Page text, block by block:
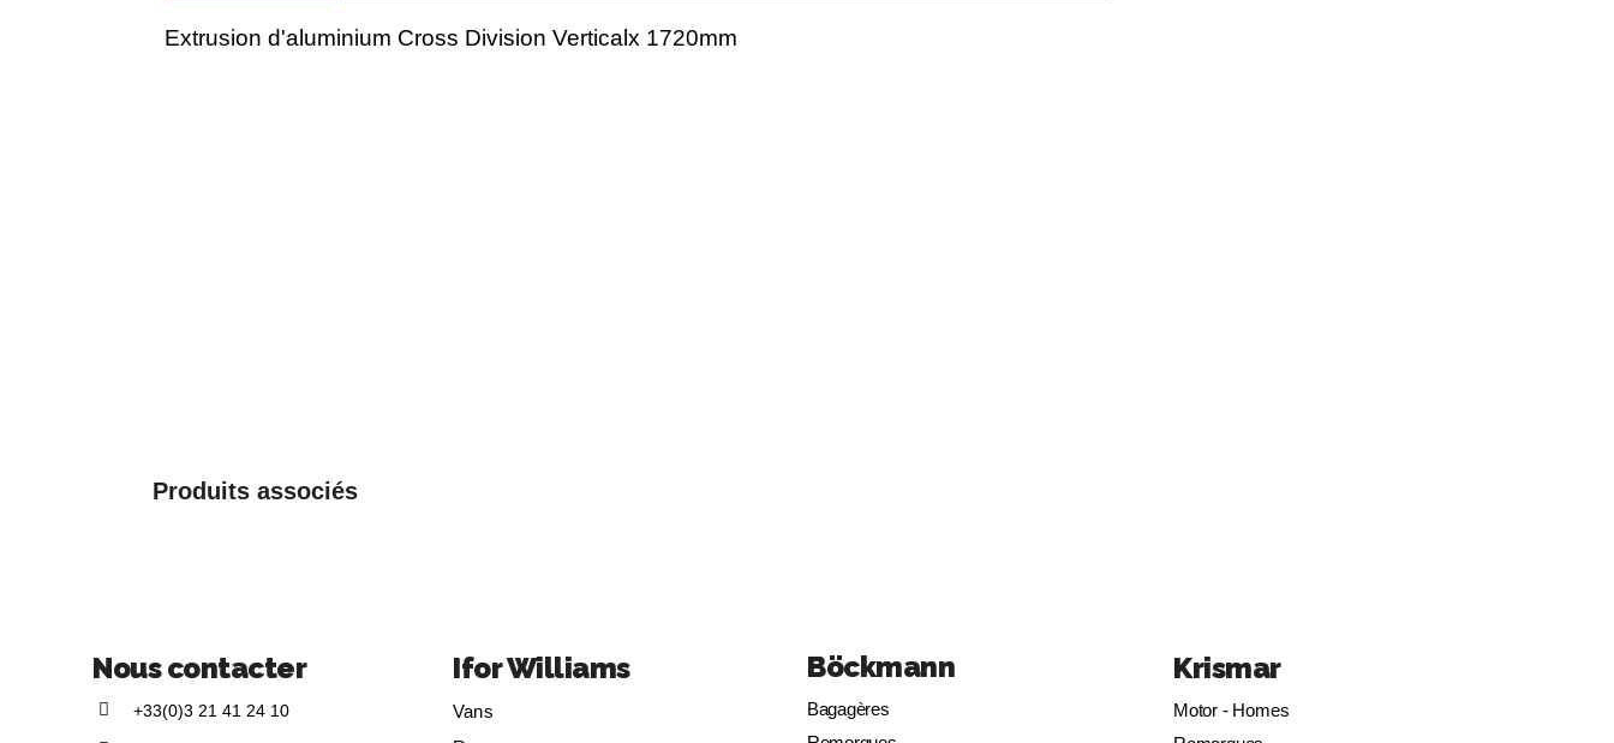
Extrusion d'aluminium Cross Division Verticalx 1720mm
Produits associés
Nous contacter
+33(0)3 21 41 24 10
Ifor Williams
Vans
Böckmann
Bagagères
Krismar
Motor - Homes